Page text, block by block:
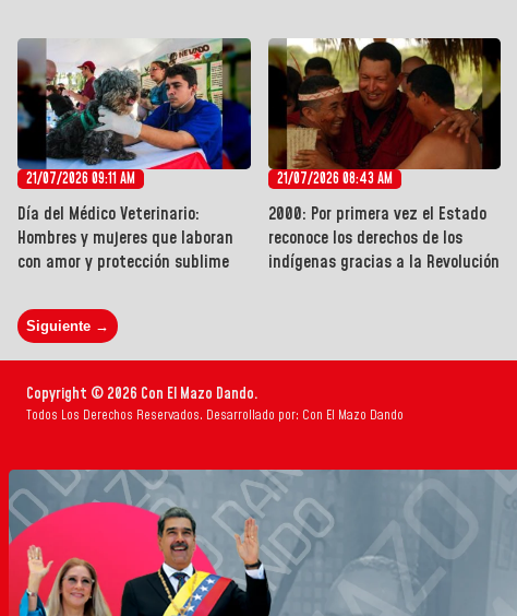
21/07/2026 09:11 AM
Día del Médico Veterinario:
Hombres y mujeres que laboran
con amor y protección sublime
21/07/2026 08:43 AM
2000: Por primera vez el Estado
reconoce los derechos de los
indígenas gracias a la Revolución
Siguiente →
Copyright © 2026 Con El Mazo Dando.
Todos Los Derechos Reservados. Desarrollado por: Con El Mazo Dando